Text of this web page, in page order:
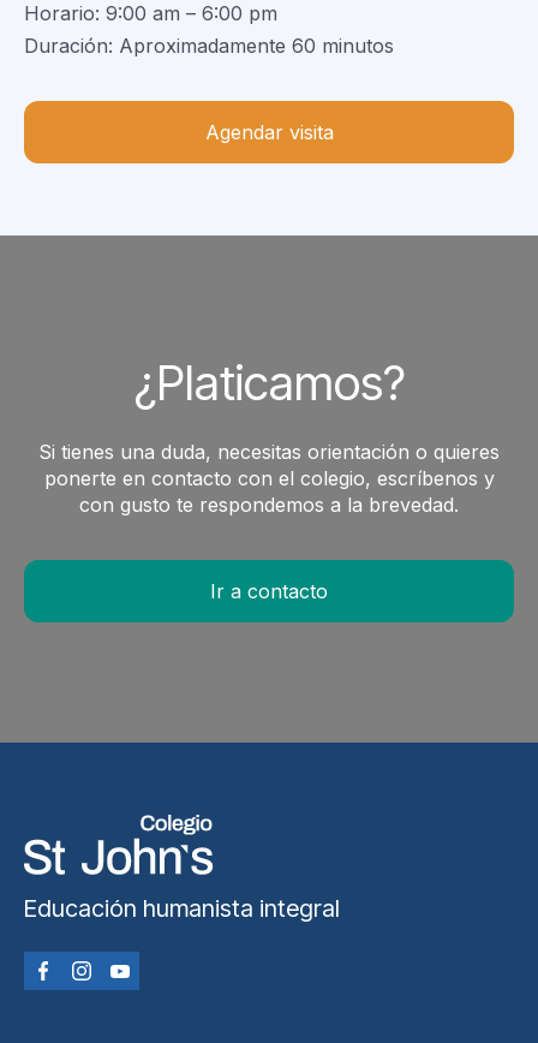
Horario: 9:00 am – 6:00 pm
Duración: Aproximadamente 60 minutos
Agendar visita
¿Platicamos?
Si tienes una duda, necesitas orientación o quieres
ponerte en contacto con el colegio, escríbenos y
con gusto te respondemos a la brevedad.
Ir a contacto
Educación humanista integral